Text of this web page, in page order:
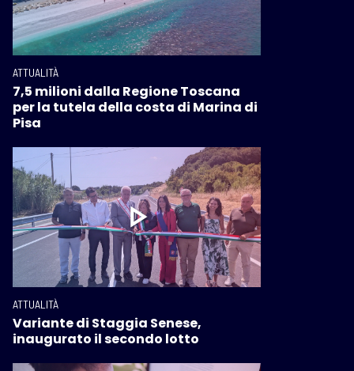
ATTUALITÀ
7,5 milioni dalla Regione Toscana
per la tutela della costa di Marina di
Pisa
ATTUALITÀ
Variante di Staggia Senese,
inaugurato il secondo lotto